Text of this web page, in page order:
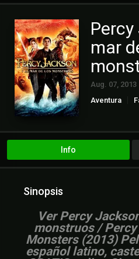
mar
Aug. 07, 2013
Aventura
Info
Sinopsis
Ver Percy
monstruos /
Monsters (2013)
español latino,